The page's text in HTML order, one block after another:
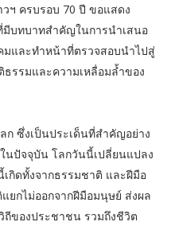
ฯ ครบรอบ 70 ปี ขอแสดง
มีบทบาทสำคัญในการนำเสนอ
และทำหน้าที่ตรวจสอบนำไปสู่
รรมและความเหลื่อมล้ำของ
ซึ่งเป็นประเด็นที่สำคัญอย่าง
นปัจจุบัน โลกวันนี้เปลี่ยนแปลง
กิดทั้งจากธรรมชาติ และฝีมือ
ยกไม่ออกจากฝีมือมนุษย์ ส่งผล
ของประชาชน รวมถึงชีวิต